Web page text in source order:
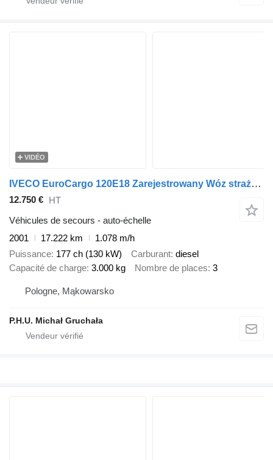
VIDÉO
IVECO EuroCargo 120E18 Zarejestrowany Wóz strażacki Drabina obrotowa w
12.750 € HT
Véhicules de secours - auto-échelle
2001
17.222 km
1.078 m/h
Puissance 177 ch (130 kW) Carburant diesel
Capacité de charge 3.000 kg Nombre de places 3
Pologne, Mąkowarsko
P.H.U. Michał Gruchała